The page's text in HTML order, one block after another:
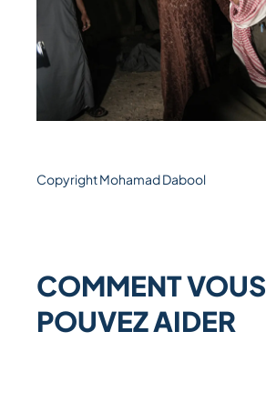
Copyright Mohamad Dabool
COMMENT VOUS
POUVEZ AIDER